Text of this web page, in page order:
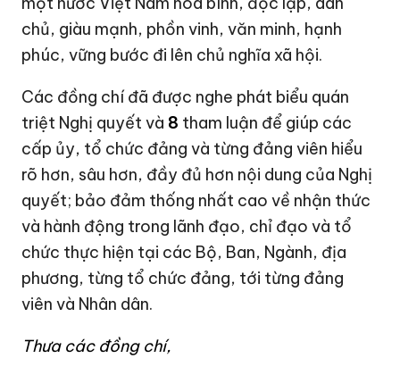
chủ, giàu mạnh, phồn vinh, văn minh, hạnh
phúc, vững bước đi lên chủ nghĩa xã hội.
Các đồng chí đã được nghe phát biểu quán
triệt Nghị quyết và 8 tham luận để giúp các
cấp ủy, tổ chức đảng và từng đảng viên hiểu
rõ hơn, sâu hơn, đầy đủ hơn nội dung của Nghị
quyết; bảo đảm thống nhất cao về nhận thức
và hành động trong lãnh đạo, chỉ đạo và tổ
chức thực hiện tại các Bộ, Ban, Ngành, địa
phương, từng tổ chức đảng, tới từng đảng
viên và Nhân dân.
Thưa các đồng chí,